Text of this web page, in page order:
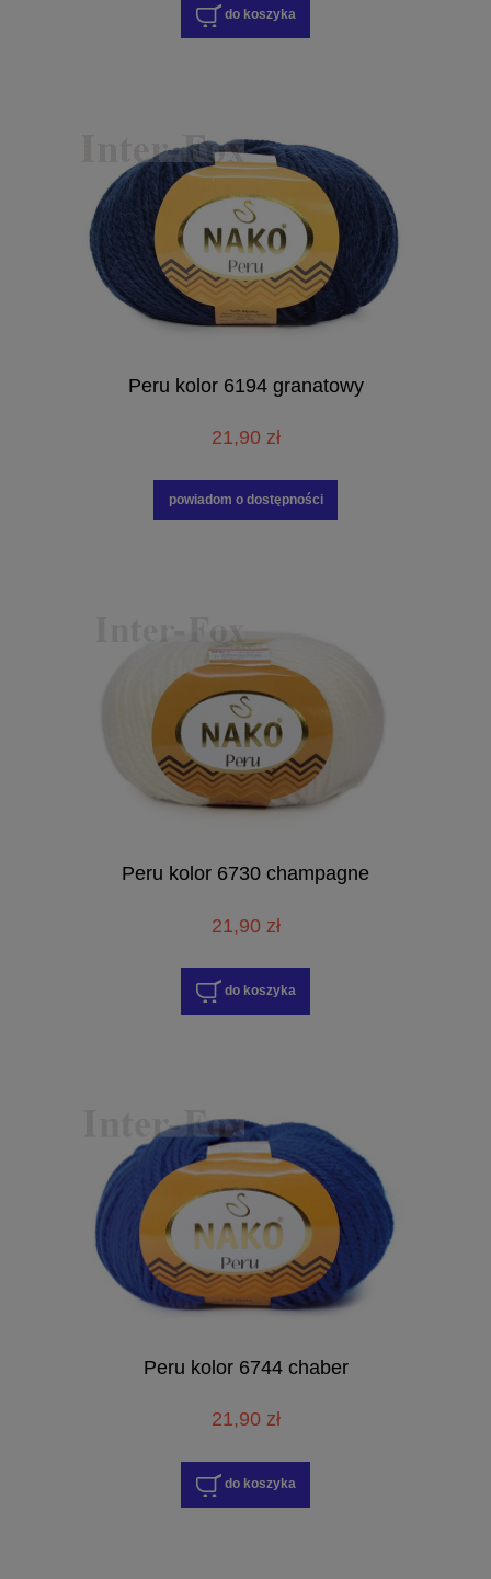
do koszyka
Peru kolor 6194 granatowy
21,90 zł
powiadom o dostępności
Peru kolor 6730 champagne
21,90 zł
do koszyka
Peru kolor 6744 chaber
21,90 zł
do koszyka